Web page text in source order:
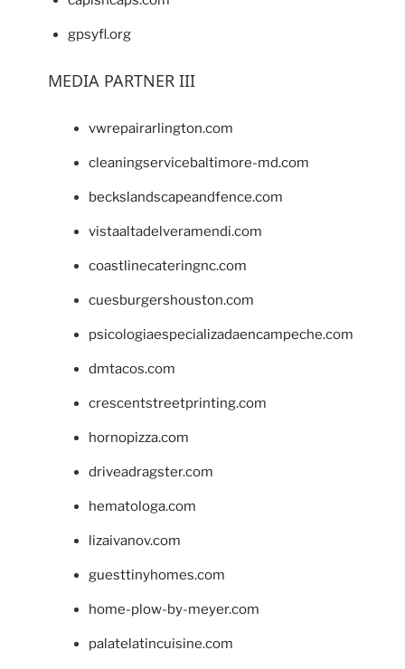
gpsyfl.org
MEDIA PARTNER III
vwrepairarlington.com
cleaningservicebaltimore-md.com
beckslandscapeandfence.com
vistaaltadelveramendi.com
coastlinecateringnc.com
cuesburgershouston.com
psicologiaespecializadaencampeche.com
dmtacos.com
crescentstreetprinting.com
hornopizza.com
driveadragster.com
hematologa.com
lizaivanov.com
guesttinyhomes.com
home-plow-by-meyer.com
palatelatincuisine.com